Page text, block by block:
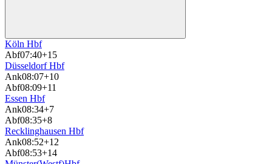
Köln Hbf
Abf07:40+15
Düsseldorf Hbf
Ank08:07+10
Abf08:09+11
Essen Hbf
Ank08:34+7
Abf08:35+8
Recklinghausen Hbf
Ank08:52+12
Abf08:53+14